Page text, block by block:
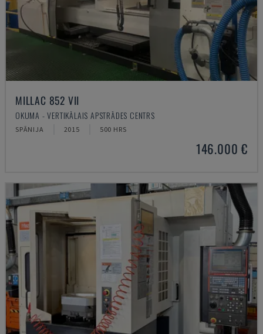
MILLAC 852 VII
OKUMA - VERTIKĀLAIS APSTRĀDES CENTRS
SPĀNIJA 2015 500 HRS
146.000 €